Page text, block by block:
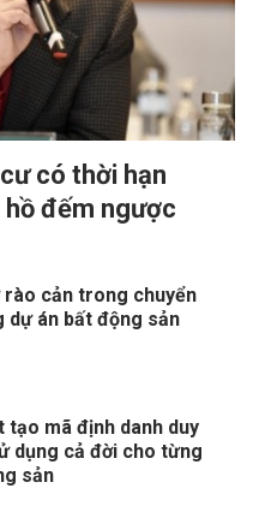
có thời hạn
đếm ngược
rào cản trong chuyển
dự án bất động sản
tạo mã định danh duy
dụng cả đời cho từng
sản